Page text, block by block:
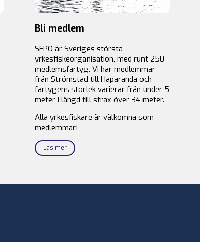
Bli medlem
SFPO är Sveriges största
yrkesfiskeorganisation, med runt 250
medlemsfartyg. Vi har medlemmar
från Strömstad till Haparanda och
fartygens storlek varierar från under 5
meter i längd till strax över 34 meter.
Alla yrkesfiskare är välkomna som
medlemmar!
Läs mer